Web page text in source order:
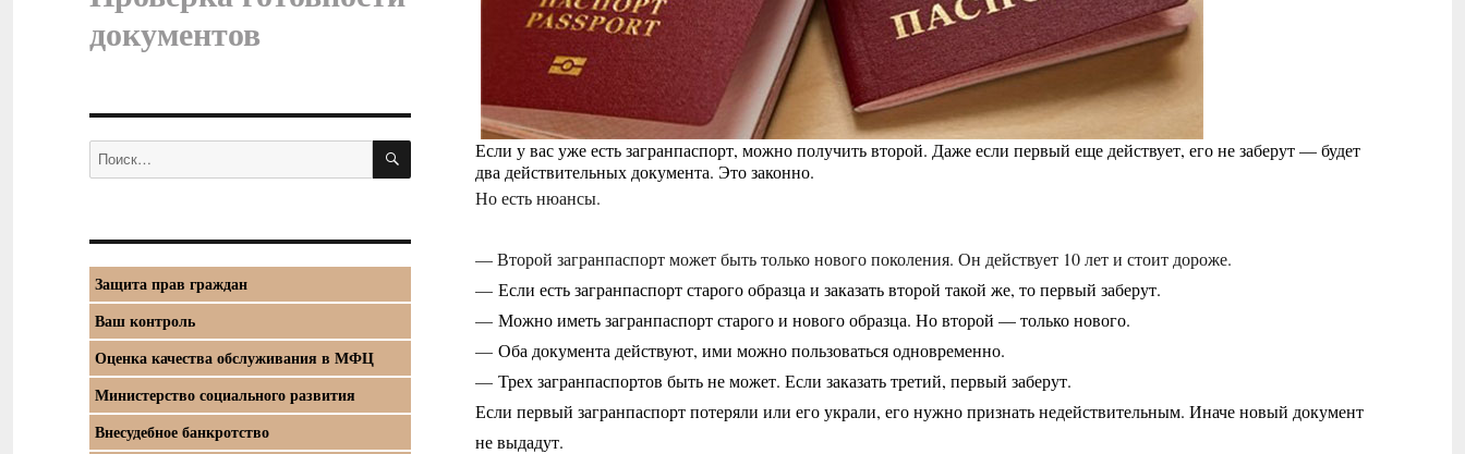
Если у вас уже есть загранпаспорт, можно получить второй. Даже если первый еще действует, его не заберут — будет
два действительных документа. Это законно.
Но есть нюансы.
— Второй загранпаспорт может быть только нового поколения. Он действует 10 лет и стоит дороже.
— Если есть загранпаспорт старого образца и заказать второй такой же, то первый заберут.
— Можно иметь загранпаспорт старого и нового образца. Но второй — только нового.
— Оба документа действуют, ими можно пользоваться одновременно.
— Трех загранпаспортов быть не может. Если заказать третий, первый заберут.
Если первый загранпаспорт потеряли или его украли, его нужно признать недействительным. Иначе новый документ
не выдадут.
документов
Искать: ПОИСК
Защита прав граждан
Ваш контроль
Оценка качества обслуживания в МФЦ
Министерство социального развития
Внесудебное банкротство